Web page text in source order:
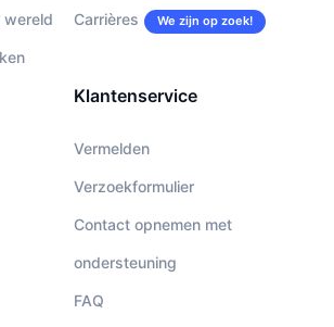
wereld Carrières We zijn op zoek!
Klantenservice
Vermelden
Verzoekformulier
Contact opnemen met
ondersteuning
FAQ